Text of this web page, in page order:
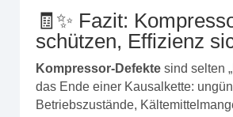
🧾✨ Fazit:
schützen, Effizienz
Kompressor‑Defekte sind selten
das Ende einer Kausalkette:
Betriebszustände,